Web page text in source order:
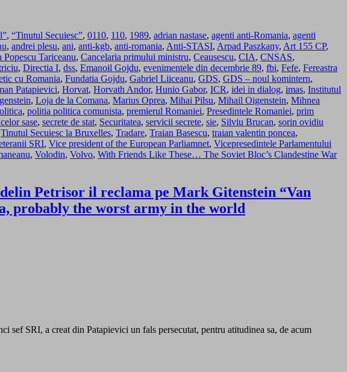
, “Tinutul Secuiesc”, 0110, 110, 1989, adrian nastase, agenti anti-Romania, agenti
, andrei plesu, ani, anti-kgb, anti-romania, Anti-STASI, Arpad Paszkany, Art 155 CP,
Popescu Tariceanu, Cancelaria primului ministru, Ceausescu, CIA, CNSAS,
, Directia I, dss, Emanoil Gojdu, evenimentele din decembrie 89, fbi, Fefe, Fereastra
cu Romania, Fundatia Gojdu, Gabriel Liiceanu, GDS, GDS – noul komintern,
Patapievici, Horvat, Horvath Andor, Hunio Gabor, ICR, idei in dialog, imas, Institutul
, Loja de la Comana, Marius Oprea, Mihai Pilsu, Mihail Oigenstein, Mihnea
, politia politica comunista, premierul Romaniei, Presedintele Romaniei, prim
sase, secrete de stat, Securitatea, servicii secrete, sie, Silviu Brucan, sorin ovidiu
Tinutul Secuiesc la Bruxelles, Tradare, Traian Basescu, traian valentin poncea,
SRI, Vice president of the European Parliamnet, Vicepresedintele Parlamentului
, Volodin, Volvo, With Friends Like These… The Soviet Bloc’s Clandestine War
Petrisor il reclama pe Mark Gitenstein “Van
probably the worst army in the world
sef SRI, a creat din Patapievici un fals persecutat, pentru atitudinea sa, de acum